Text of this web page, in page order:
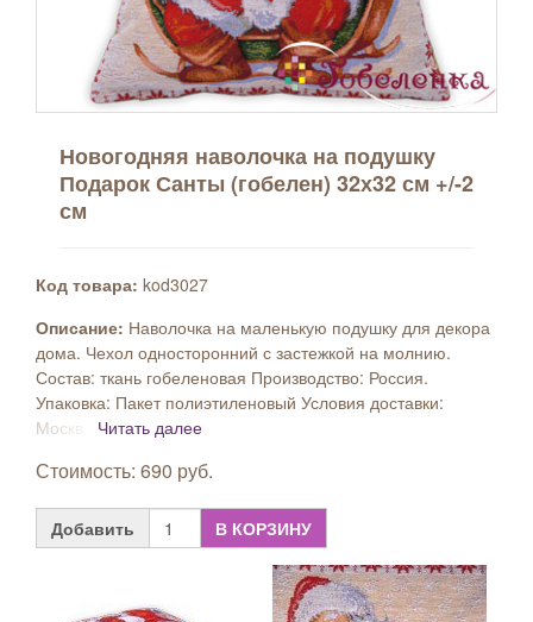
Новогодняя наволочка на подушку
Подарок Санты (гобелен) 32х32 см +/-2
см
Код товара: kod3027
Описание: Наволочка на маленькую подушку для декора
дома. Чехол односторонний с застежкой на молнию.
Состав: ткань гобеленовая Производство: Россия.
Упаковка: Пакет полиэтиленовый Условия доставки:
Москв... Читать далее
Стоимость: 690 руб.
Добавить В КОРЗИНУ